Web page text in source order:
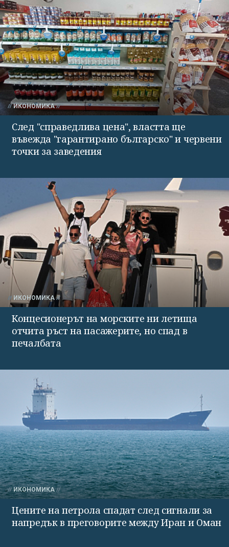
ИКОНОМИКА
След "справедлива цена", властта ще
въвежда "гарантирано българско" и червени
точки за заведения
ИКОНОМИКА
Концесионерът на морските ни летища
отчита ръст на пасажерите, но спад в
печалбата
ИКОНОМИКА
Цените на петрола спадат след сигнали за
напредък в преговорите между Иран и Оман